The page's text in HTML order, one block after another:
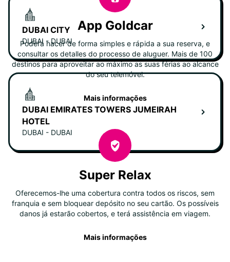
DUBAI CITY
DUBAI - DUBAI
DUBAI EMIRATES TOWERS JUMEIRAH
HOTEL
DUBAI - DUBAI
App Goldcar
Poderá hacer de forma simples e rápida a sua reserva, e
consultar os detalles do processo de aluguer. Mais de 100
destinos para aproveitar ao máximo as suas férias ao alcance
do seu telemóvel.
Mais informações
Super Relax
Oferecemos-lhe uma cobertura contra todos os riscos, sem
franquia e sem bloquear depósito no seu cartão. Os possíveis
danos já estarão cobertos, e terá assistência em viagem.
Mais informações